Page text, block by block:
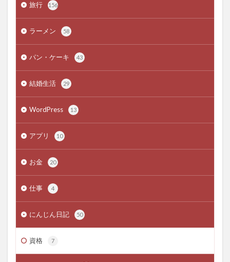
旅行 156
ラーメン 58
パン・ケーキ 43
結婚生活 29
WordPress 13
アプリ 10
お金 20
仕事 4
にんじん日記 50
資格 7